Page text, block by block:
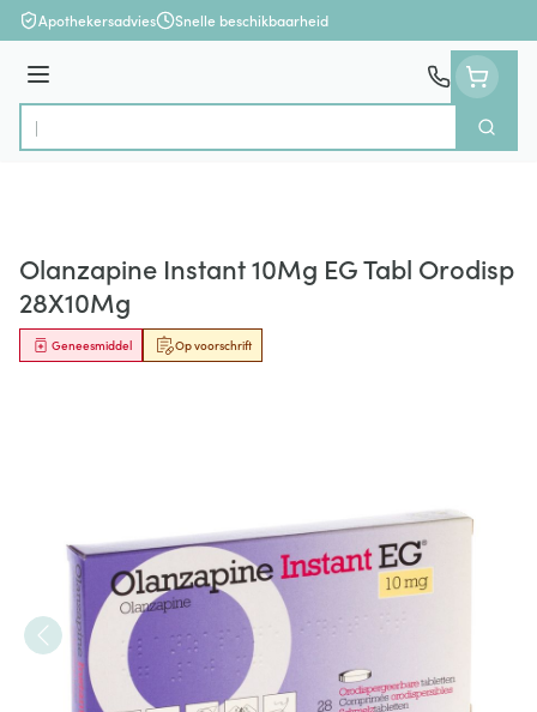
Ga naar de inhoud
Apothekersadvies Snelle beschikbaarheid
Menu
Product, merk, categorie...
Zoek
Olanzapine Instant 10Mg EG Tabl Orodisp
28X10Mg
Op voorschrift
Geneesmiddel